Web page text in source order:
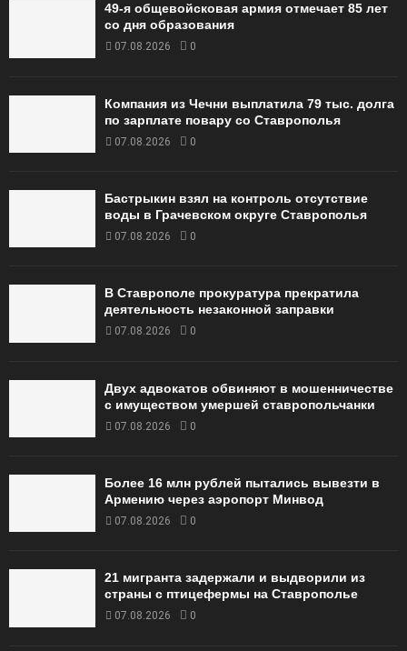
49‑я общевойсковая армия отмечает 85 лет
со дня образования
07.08.2026 0
Компания из Чечни выплатила 79 тыс. долга
по зарплате повару со Ставрополья
07.08.2026 0
Бастрыкин взял на контроль отсутствие
воды в Грачевском округе Ставрополья
07.08.2026 0
В Ставрополе прокуратура прекратила
деятельность незаконной заправки
07.08.2026 0
Двух адвокатов обвиняют в мошенничестве
с имуществом умершей ставропольчанки
07.08.2026 0
Более 16 млн рублей пытались вывезти в
Армению через аэропорт Минвод
07.08.2026 0
21 мигранта задержали и выдворили из
страны с птицефермы на Ставрополье
07.08.2026 0